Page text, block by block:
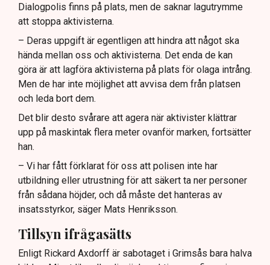
Dialogpolis finns på plats, men de saknar lagutrymme
att stoppa aktivisterna.
– Deras uppgift är egentligen att hindra att något ska
hända mellan oss och aktivisterna. Det enda de kan
göra är att lagföra aktivisterna på plats för olaga intrång.
Men de har inte möjlighet att avvisa dem från platsen
och leda bort dem.
Det blir desto svårare att agera när aktivister klättrar
upp på maskintak flera meter ovanför marken, fortsätter
han.
– Vi har fått förklarat för oss att polisen inte har
utbildning eller utrustning för att säkert ta ner personer
från sådana höjder, och då måste det hanteras av
insatsstyrkor, säger Mats Henriksson.
Tillsyn ifrågasätts
Enligt Rickard Axdorff är sabotaget i Grimsås bara halva